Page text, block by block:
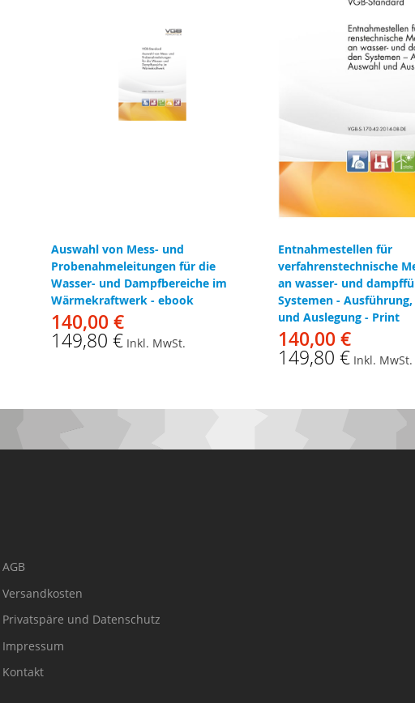
Auswahl von Mess- und
Probenahmeleitungen für die
Wasser- und Dampfbereiche im
Wärmekraftwerk - ebook
140,00 €
149,80 € Inkl. MwSt.
Entnahmestellen für
verfahrenstechnische
an wasser- und
Systemen -
und Auslegung - Print
140,00 €
149,80 € Inkl. MwSt.
AGB
Versandkosten
Privatspäre und Datenschutz
Impressum
Kontakt